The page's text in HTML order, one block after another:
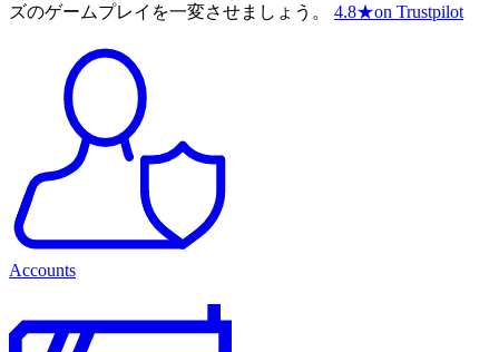
ズのゲームプレイを一変させましょう。
4.8★on Trustpilot
Accounts